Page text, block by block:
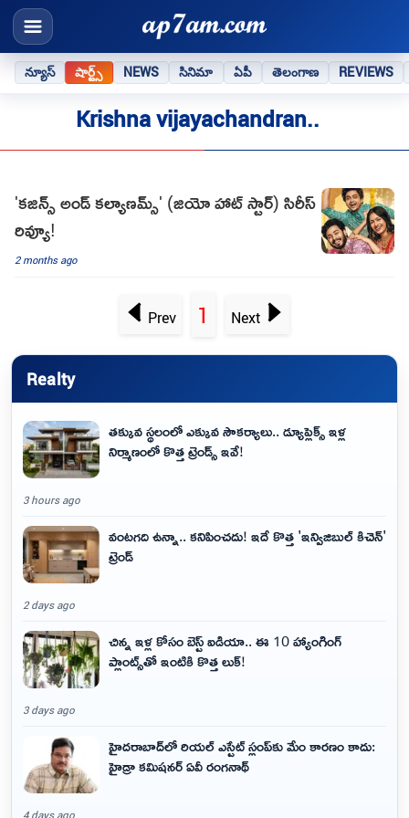
న్యూస్ షార్ట్స్ NEWS సినిమా ఏపీ తెలంగాణ REVIEWS
Krishna vijayachandran..
'కజిన్స్ అండ్ కల్యాణమ్స్' (జియో హాట్ స్టార్) సిరీస్
రివ్యూ!
2 months ago
Prev 1 Next
Realty
తక్కువ స్థలంలో ఎక్కువ సౌకర్యాలు.. డ్యూప్లెక్స్ ఇళ్ల
నిర్మాణంలో కొత్త ట్రెండ్స్ ఇవే!
3 hours ago
వంటగది ఉన్నా.. కనిపించదు! ఇదే కొత్త 'ఇన్విజిబుల్ కిచెన్'
ట్రెండ్
2 days ago
చిన్న ఇళ్ల కోసం బెస్ట్ ఐడియా.. ఈ 10 హ్యాంగింగ్
ప్లాంట్స్‌తో ఇంటికి కొత్త లుక్!
3 days ago
హైదరాబాద్‌లో రియల్ ఎస్టేట్ స్లంప్‌కు మేం కారణం కాదు:
హైడ్రా కమిషనర్ ఏవీ రంగనాథ్
4 days ago